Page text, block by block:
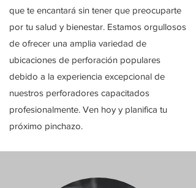
que te encantará sin tener que preocuparte
por tu salud y bienestar. Estamos orgullosos
de ofrecer una amplia variedad de
ubicaciones de perforación populares
debido a la experiencia excepcional de
nuestros perforadores capacitados
profesionalmente. Ven hoy y planifica tu
próximo pinchazo.